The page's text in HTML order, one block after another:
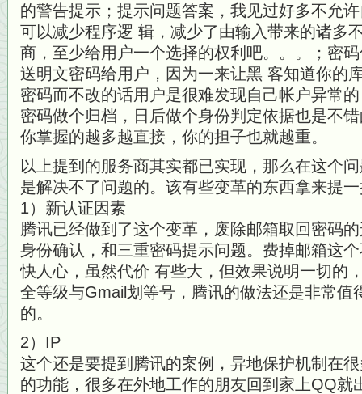
的警告提示；提示问题答案，我见过好多不允
可以减少程序逻 辑，减少了由输入带来的诸多
商，至少给用户一个选择的权利吧。。。；密
送明文密码给用户，因为一来让黑 客知道你的
密码而不改的话用户是很难发现自己帐户异常
密码做个归档，日后做个身份判定依据也是不
你掌握的越多越直接，你的担子也就越重。
以上提到的服务商其实都已实现，那么在这个
是解决不了问题的。该有些变革的东西拿来提
1）新认证因素
腾讯已经做到了这个变革，废除邮箱取回密码
身份确认，和三重密码提示问题。费掉邮箱这
快人心，虽然代价 有些大，但效果说明一切的
全等级与Gmail划等号，腾讯的做法还是非常值
的。
2）IP
这个还是要提到腾讯的案例，异地保护机制在
的功能，很多在外地工作的朋友回到家上QQ就